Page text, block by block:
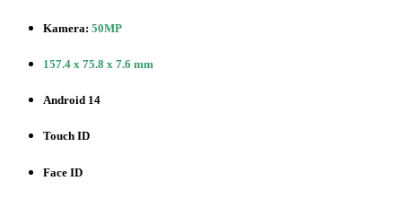
Kamera: 50MP
157.4 x 75.8 x 7.6 mm
Android 14
Touch ID
Face ID